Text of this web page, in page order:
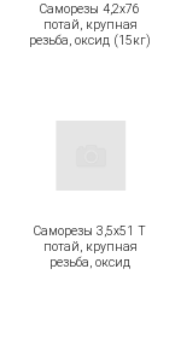
Саморезы 4,2х76
потай, крупная
резьба, оксид (15кг)
Саморезы 3,5х51 Т
потай, крупная
резьба, оксид